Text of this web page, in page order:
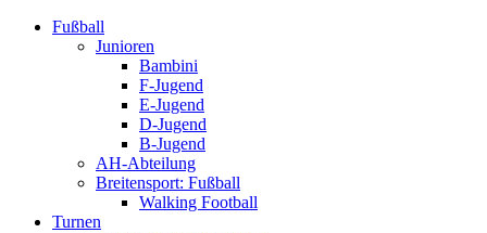
Fußball
Junioren
Bambini
F-Jugend
E-Jugend
D-Jugend
B-Jugend
AH-Abteilung
Breitensport: Fußball
Walking Football
Turnen